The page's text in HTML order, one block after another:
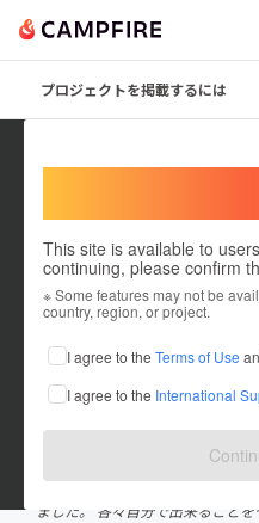
プロジェクトを掲載するには
This site is available to
continuing, please confirm
※ Some features may not be
country, region, or project.
I agree to the Terms of Use
I agree to the International
ホームレスキ
これまでに1回支援して1件の
在住国：日本 現在地：未設定
出身国：日本 出身地：未設定
2022年、海辺に住む約50頭の猫
亡くなりました。 このままでは
ました。 各々自分で出来ること